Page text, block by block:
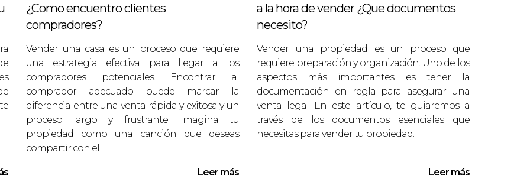
¿Como encuentro clientes
compradores?
Vender una casa es un proceso que requiere
una estrategia efectiva para llegar a los
compradores potenciales. Encontrar al
comprador adecuado puede marcar la
diferencia entre una venta rápida y exitosa y un
proceso largo y frustrante. Imagina tu
propiedad como una canción que deseas
compartir con el
Leer más
a la hora de vender ¿Que documentos
necesito?
Vender una propiedad es un proceso que
requiere preparación y organización. Uno de los
aspectos más importantes es tener la
documentación en regla para asegurar una
venta legal En este artículo, te guiaremos a
través de los documentos esenciales que
necesitas para vender tu propiedad.
Leer más